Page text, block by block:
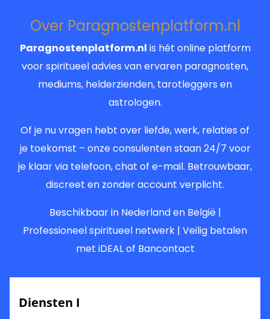
Over Paragnostenplatform.nl
Paragnostenplatform.nl is hét online platform
voor spiritueel advies van ervaren paragnosten,
mediums, helderzienden, tarotleggers en
astrologen.
Of je nu vragen hebt over liefde, werk, relaties of
je toekomst – onze consulenten staan 24/7 voor
je klaar via telefoon, chat of e-mail. Betrouwbaar,
discreet en zonder account verplicht.
Beschikbaar in Nederland en België |
Professioneel spiritueel netwerk | Veilig betalen
met iDEAL of Bancontact
Diensten I